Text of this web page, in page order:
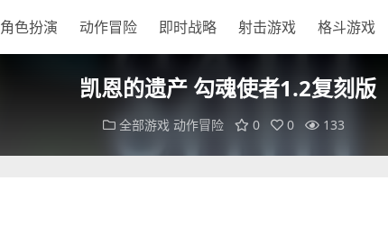
角色扮演 动作冒险 即时战略 射击游戏 格斗游戏
凯恩的遗产 勾魂使者1.2复刻版
全部游戏 动作冒险 0 0 133